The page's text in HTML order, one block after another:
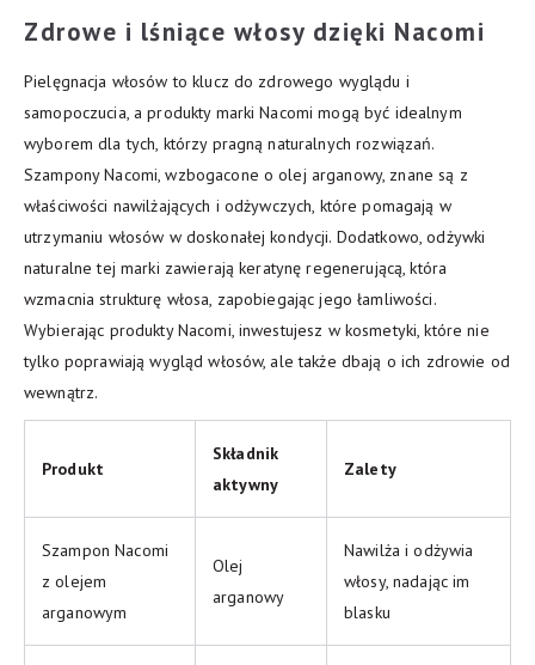
Zdrowe i lśniące włosy dzięki Nacomi
Pielęgnacja włosów to klucz do zdrowego wyglądu i
samopoczucia, a produkty marki Nacomi mogą być idealnym
wyborem dla tych, którzy pragną naturalnych rozwiązań.
Szampony Nacomi, wzbogacone o olej arganowy, znane są z
właściwości nawilżających i odżywczych, które pomagają w
utrzymaniu włosów w doskonałej kondycji. Dodatkowo, odżywki
naturalne tej marki zawierają keratynę regenerującą, która
wzmacnia strukturę włosa, zapobiegając jego łamliwości.
Wybierając produkty Nacomi, inwestujesz w kosmetyki, które nie
tylko poprawiają wygląd włosów, ale także dbają o ich zdrowie od
wewnątrz.
Produkt
Składnik
aktywny
Zalety
Szampon Nacomi
z olejem
arganowym
Olej
arganowy
Nawilża i odżywia
włosy, nadając im
blasku